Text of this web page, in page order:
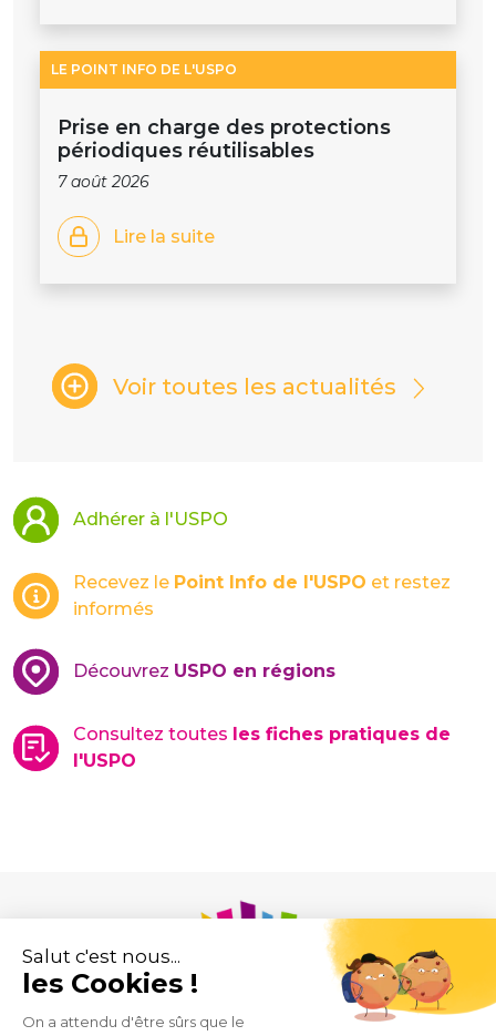
LE POINT INFO DE L'USPO
Prise en charge des protections
périodiques réutilisables
7 août 2026
Lire la suite
Voir toutes les actualités
Adhérer à l'USPO
Recevez le Point Info de l'USPO et restez
informés
Découvrez USPO en régions
Consultez toutes les fiches pratiques de
l'USPO